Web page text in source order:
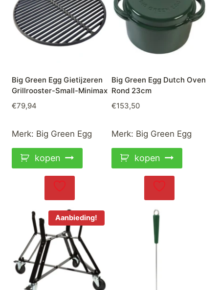
Big Green Egg Gietijzeren
Grillrooster-Small-Minimax
€79,94
Merk: Big Green Egg
kopen
Big Green Egg Dutch Oven
Rond 23cm
€153,50
Merk: Big Green Egg
kopen
Aanbieding!